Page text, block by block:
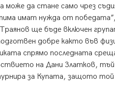
може да стане само чрез
имат нужда от
ще бъде включен
добре както във
спрямо последната
на Дани Златков, тъй
за Купата, защото